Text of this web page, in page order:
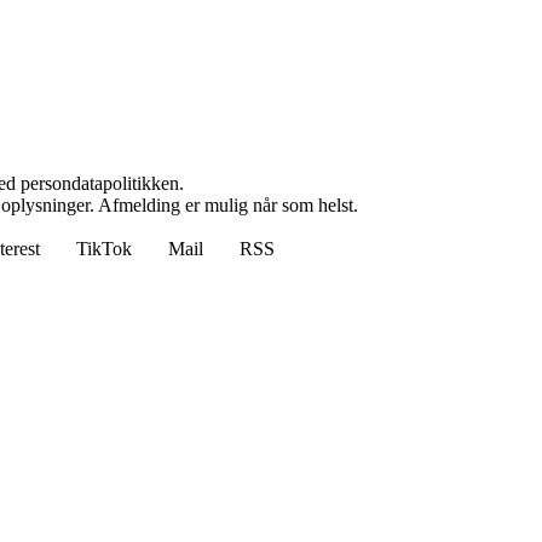
persondatapolitikken.
Afmelding er mulig når som helst.
TikTok Mail RSS